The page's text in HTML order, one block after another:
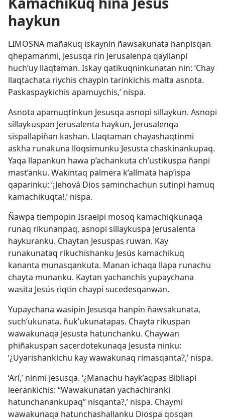
haykun
LIMOSNA mañakuq iskaynin ñawsakunata hanpisqan
qhepamanmi, Jesusqa rin Jerusalenpa qayllanpi
huch’uy llaqtaman. Iskay qatikuqninkunatan nin: ‘Chay
llaqtachata riychis chaypin tarinkichis malta asnota.
Paskaspaykichis apamuychis,’ nispa.
Asnota apamuqtinkun Jesusqa asnopi sillaykun. Asnopi
sillaykuspan Jerusalenta haykun, Jerusalenqa
sispallapiñan kashan. Llaqtaman chayashaqtinmi
askha runakuna lloqsimunku Jesusta chaskinankupaq.
Yaqa llapankun hawa p’achankuta ch’ustikuspa ñanpi
mast’anku. Wakintaq palmera k’allmata hap’ispa
qaparinku: ‘¡Jehová Dios saminchachun sutinpi hamuq
kamachikuqta!,’ nispa.
Ñawpa tiempopin Israelpi mosoq kamachiqkunaqa
runaq rikunanpaq, asnopi sillaykuspa Jerusalenta
haykuranku. Chaytan Jesuspas ruwan. Kay
runakunataq rikuchishanku Jesús kamachikuq
kananta munasqankuta. Manan ichaqa llapa runachu
chayta munanku. Kaytan yachanchis yupaychana
wasita Jesús riqtin chaypi sucedesqanwan.
Yupaychana wasipin Jesusqa hanpin ñawsakunata,
such’ukunata, ñuk’ukunatapas. Chayta rikuspan
wawakunaqa Jesusta hatunchanku. Chaywan
phiñakuspan sacerdotekunaqa Jesusta ninku:
‘¿Uyarishankichu kay wawakunaq rimasqanta?,’ nispa.
‘Arí,’ ninmi Jesusqa. ‘¿Manachu hayk’aqpas Bibliapi
leerankichis: “Wawakunatan yachachiranki
hatunchanankupaq” nisqanta?,’ nispa. Chaymi
wawakunaqa hatunchashallanku Diospa qosqan